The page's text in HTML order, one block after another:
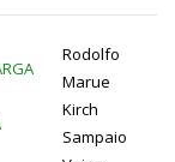
Rodolfo
Marue
Kirch
Sampaio